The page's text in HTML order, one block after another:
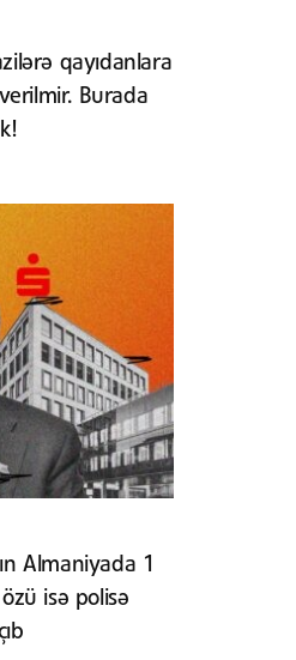
qayıdanlara
Burada
Almaniyada 1
isə polisə